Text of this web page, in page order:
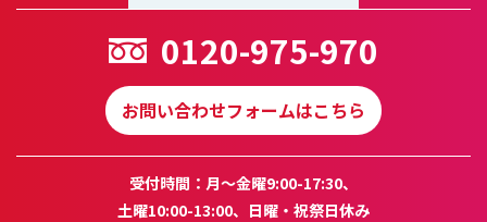
0120-975-970
お問い合わせフォームはこちら
受付時間：月～金曜9:00-17:30、
土曜10:00-13:00、日曜・祝祭日休み